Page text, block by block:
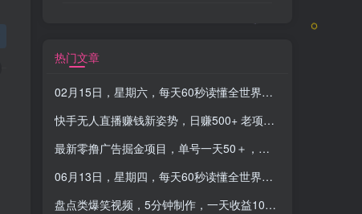
热门文章
02月15日，星期六，每天60秒读懂全世界！-品小先项目发源地
快手无人直播赚钱新姿势，日赚500+ 老项目新机遇，上班挂机也能有收益！
最新零撸广告掘金项目，单号一天50＋，支持安卓苹果双端，人人可做，小白也能快速上手，当天操作当天见收益
06月13日，星期四，每天60秒读懂全世界！-品小先项目发源地
盘点类爆笑视频，5分钟制作，一天收益1000+ ，一键分发多平台！